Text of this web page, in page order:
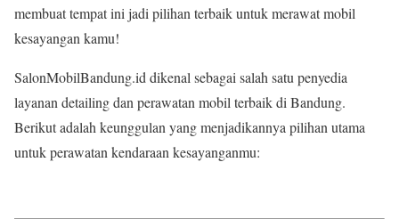
membuat tempat ini jadi pilihan terbaik untuk merawat mobil
kesayangan kamu!
SalonMobilBandung.id dikenal sebagai salah satu penyedia
layanan detailing dan perawatan mobil terbaik di Bandung.
Berikut adalah keunggulan yang menjadikannya pilihan utama
untuk perawatan kendaraan kesayanganmu: